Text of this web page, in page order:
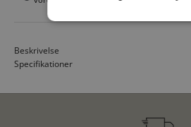
Beskrivelse
Specifikationer